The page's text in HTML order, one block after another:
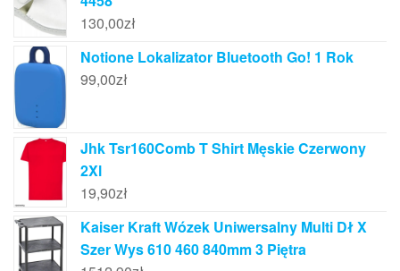
130,00zł
Notione Lokalizator Bluetooth Go! 1 Rok
99,00zł
Jhk Tsr160Comb T Shirt Męskie Czerwony
2Xl
19,90zł
Kaiser Kraft Wózek Uniwersalny Multi Dł X
Szer Wys 610 460 840mm 3 Piętra